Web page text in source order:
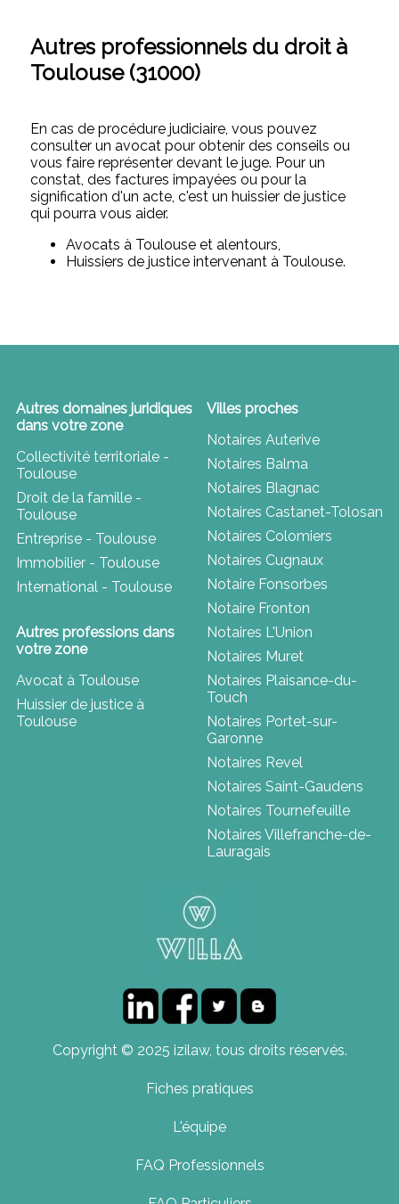
Autres professionnels du droit à
Toulouse (31000)
En cas de procédure judiciaire, vous pouvez
consulter un avocat pour obtenir des conseils ou
vous faire représenter devant le juge. Pour un
constat, des factures impayées ou pour la
signification d'un acte, c'est un huissier de justice
qui pourra vous aider.
Avocats à Toulouse et alentours,
Huissiers de justice intervenant à Toulouse.
Autres domaines juridiques
dans votre zone
Collectivité territoriale -
Toulouse
Droit de la famille -
Toulouse
Entreprise - Toulouse
Immobilier - Toulouse
International - Toulouse
Autres professions dans
votre zone
Avocat à Toulouse
Huissier de justice à
Toulouse
Villes proches
Notaires Auterive
Notaires Balma
Notaires Blagnac
Notaires Castanet-Tolosan
Notaires Colomiers
Notaires Cugnaux
Notaire Fonsorbes
Notaire Fronton
Notaires L'Union
Notaires Muret
Notaires Plaisance-du-
Touch
Notaires Portet-sur-
Garonne
Notaires Revel
Notaires Saint-Gaudens
Notaires Tournefeuille
Notaires Villefranche-de-
Lauragais
Copyright © 2025 izilaw, tous droits réservés.
Fiches pratiques
L'équipe
FAQ Professionnels